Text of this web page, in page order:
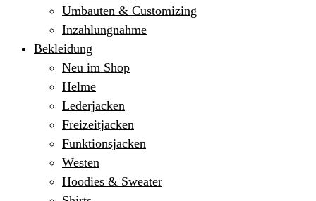
Umbauten & Customizing
Inzahlungnahme
Bekleidung
Neu im Shop
Helme
Lederjacken
Freizeitjacken
Funktionsjacken
Westen
Hoodies & Sweater